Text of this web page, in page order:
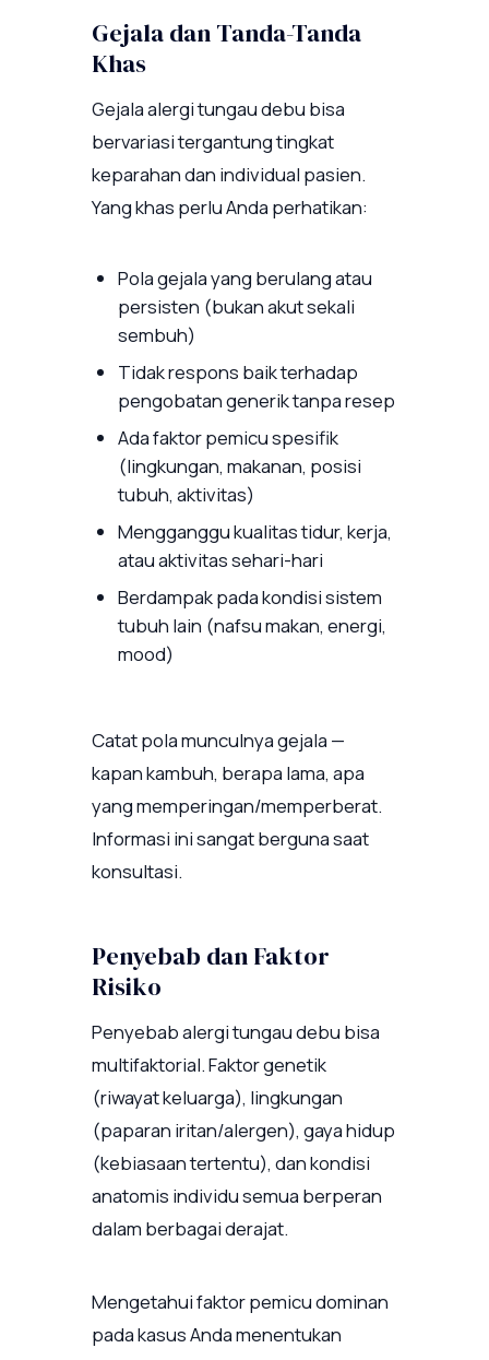
Gejala dan Tanda-Tanda
Khas
Gejala alergi tungau debu bisa
bervariasi tergantung tingkat
keparahan dan individual pasien.
Yang khas perlu Anda perhatikan:
Pola gejala yang berulang atau
persisten (bukan akut sekali
sembuh)
Tidak respons baik terhadap
pengobatan generik tanpa resep
Ada faktor pemicu spesifik
(lingkungan, makanan, posisi
tubuh, aktivitas)
Mengganggu kualitas tidur, kerja,
atau aktivitas sehari-hari
Berdampak pada kondisi sistem
tubuh lain (nafsu makan, energi,
mood)
Catat pola munculnya gejala —
kapan kambuh, berapa lama, apa
yang memperingan/memperberat.
Informasi ini sangat berguna saat
konsultasi.
Penyebab dan Faktor
Risiko
Penyebab alergi tungau debu bisa
multifaktorial. Faktor genetik
(riwayat keluarga), lingkungan
(paparan iritan/alergen), gaya hidup
(kebiasaan tertentu), dan kondisi
anatomis individu semua berperan
dalam berbagai derajat.
Mengetahui faktor pemicu dominan
pada kasus Anda menentukan